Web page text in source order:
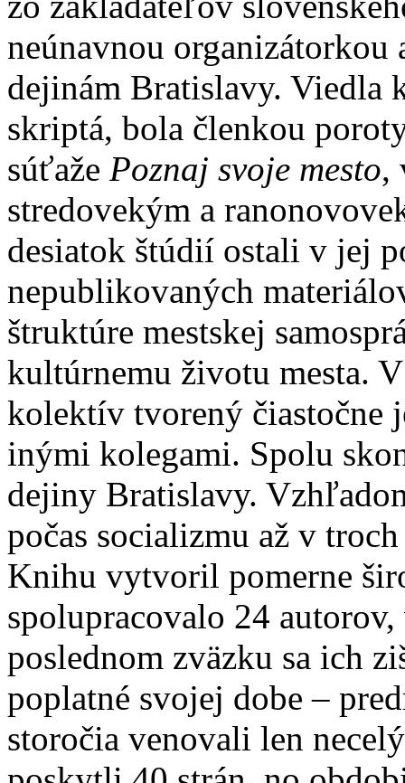
neúnavnou
dejinám Bratislavy. Viedla
skriptá, bola členkou
súťaže Poznaj svoje mesto,
stredovekým a
desiatok štúdií ostali v jej
nepublikovaných
štruktúre mestskej
kultúrnemu životu mesta.
kolektív tvorený čiastočne
inými kolegami. Spolu
dejiny Bratislavy.
počas socializmu až v
Knihu vytvoril pomerne
spolupracovalo 24
poslednom zväzku sa ich
poplatné svojej dobe –
storočia venovali len